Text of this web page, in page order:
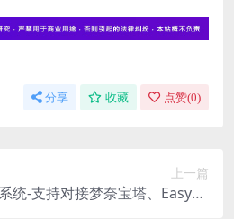
分享 收藏 点赞(0)
上一篇
统-支持对接梦奈宝塔、EasyPa